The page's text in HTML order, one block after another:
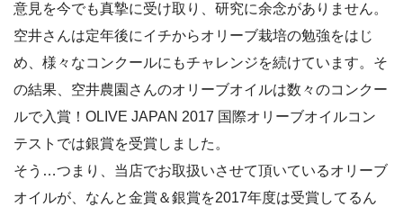
意見を今でも真摯に受け取り、研究に余念がありません。
空井さんは定年後にイチからオリーブ栽培の勉強をはじ
め、様々なコンクールにもチャレンジを続けています。そ
の結果、空井農園さんのオリーブオイルは数々のコンクー
ルで入賞！OLIVE JAPAN 2017 国際オリーブオイルコン
テストでは銀賞を受賞しました。
そう…つまり、当店でお取扱いさせて頂いているオリーブ
オイルが、なんと金賞＆銀賞を2017年度は受賞してるん